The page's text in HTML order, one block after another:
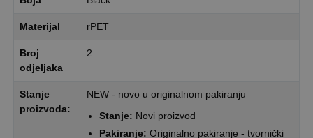
Materijal rPET
Broj
odjeljaka
2
Stanje
proizvoda:
NEW - novo u originalnom pakiranju
Stanje: Novi proizvod
Pakiranje: Originalno pakiranje - tvornički